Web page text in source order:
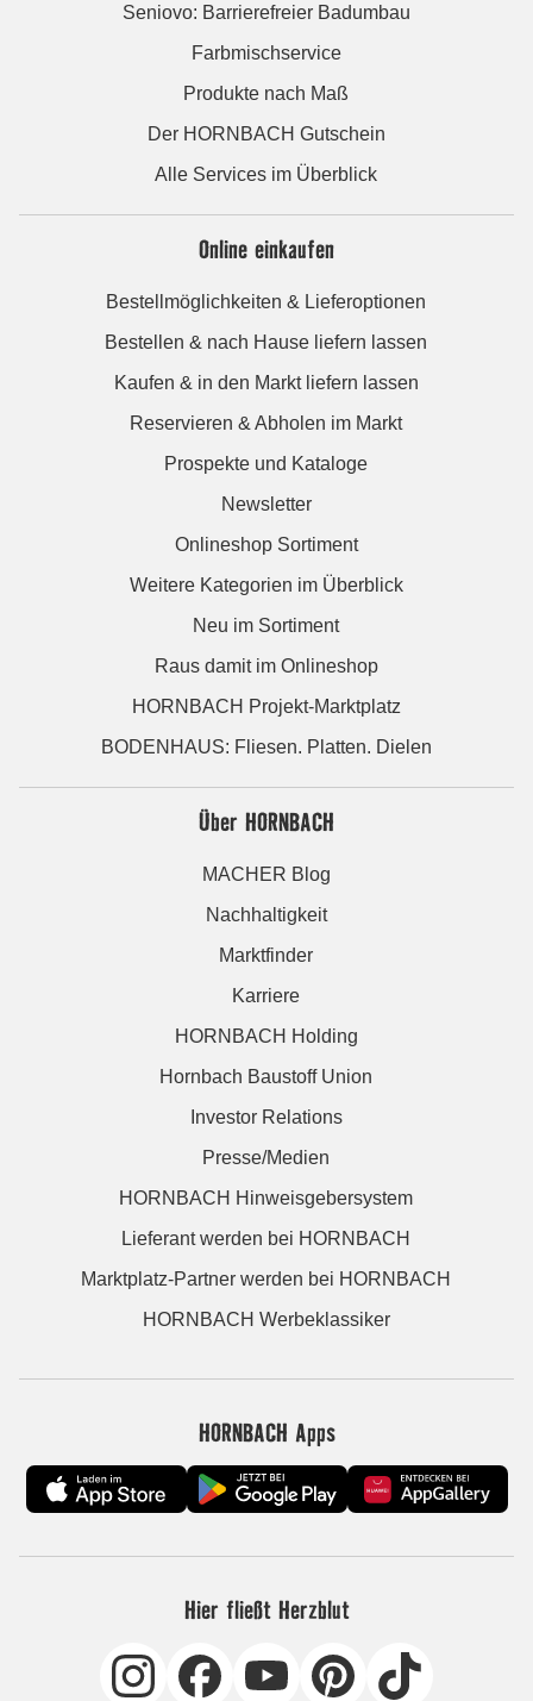
Seniovo: Barrierefreier Badumbau
Farbmischservice
Produkte nach Maß
Der HORNBACH Gutschein
Alle Services im Überblick
Online einkaufen
Bestellmöglichkeiten & Lieferoptionen
Bestellen & nach Hause liefern lassen
Kaufen & in den Markt liefern lassen
Reservieren & Abholen im Markt
Prospekte und Kataloge
Newsletter
Onlineshop Sortiment
Weitere Kategorien im Überblick
Neu im Sortiment
Raus damit im Onlineshop
HORNBACH Projekt-Marktplatz
BODENHAUS: Fliesen. Platten. Dielen
Über HORNBACH
MACHER Blog
Nachhaltigkeit
Marktfinder
Karriere
HORNBACH Holding
Hornbach Baustoff Union
Investor Relations
Presse/Medien
HORNBACH Hinweisgebersystem
Lieferant werden bei HORNBACH
Marktplatz-Partner werden bei HORNBACH
HORNBACH Werbeklassiker
HORNBACH Apps
Hier fließt Herzblut